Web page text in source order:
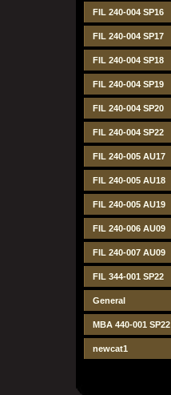
FIL 240-004 SP16
FIL 240-004 SP17
FIL 240-004 SP18
FIL 240-004 SP19
FIL 240-004 SP20
FIL 240-004 SP22
FIL 240-005 AU17
FIL 240-005 AU18
FIL 240-005 AU19
FIL 240-006 AU09
FIL 240-007 AU09
FIL 344-001 SP22
General
MBA 440-001 SP22
newcat1